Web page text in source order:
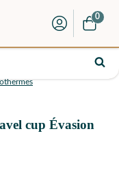
0
cup Évasion